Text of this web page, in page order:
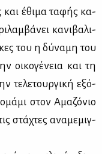
και έθι­μα τα­φής κα­
κα­νι­βα­λι­
του η δύ­να­μη του
οι­κο­γέ­νεια και τη
τε­λε­τουρ­γι­κή εξό­
στον Αμα­ζό­νιο
στά­χτες ανα­με­μιγ­